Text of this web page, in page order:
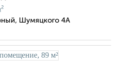
Шумяцкого 4А